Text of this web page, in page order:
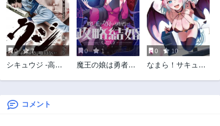
第75話
1年前
第74話
3年前
第73話
3年前
第72話
3年前
第71話
3年前
第70話
3年前
第69話 第68話
第67話
0 7
シキュウジ -高校
0 1
魔王の娘は勇者と
0 10
なまら！サキュっ
コメント